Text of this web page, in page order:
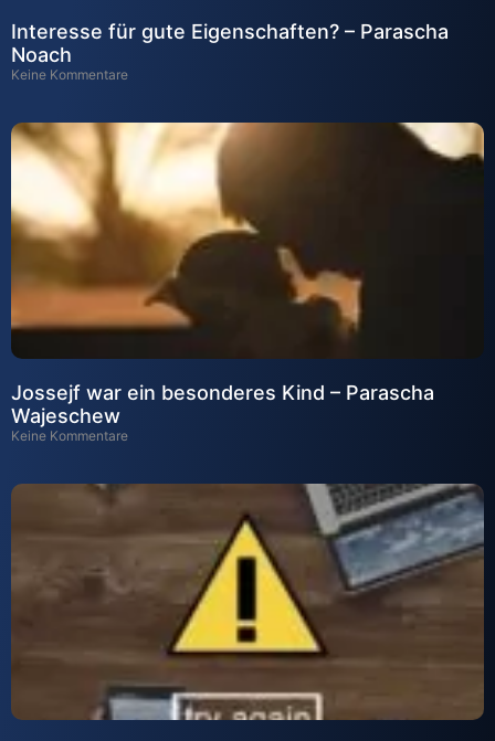
Interesse für gute Eigenschaften? – Parascha
Noach
Keine Kommentare
Jossejf war ein besonderes Kind – Parascha
Wajeschew
Keine Kommentare